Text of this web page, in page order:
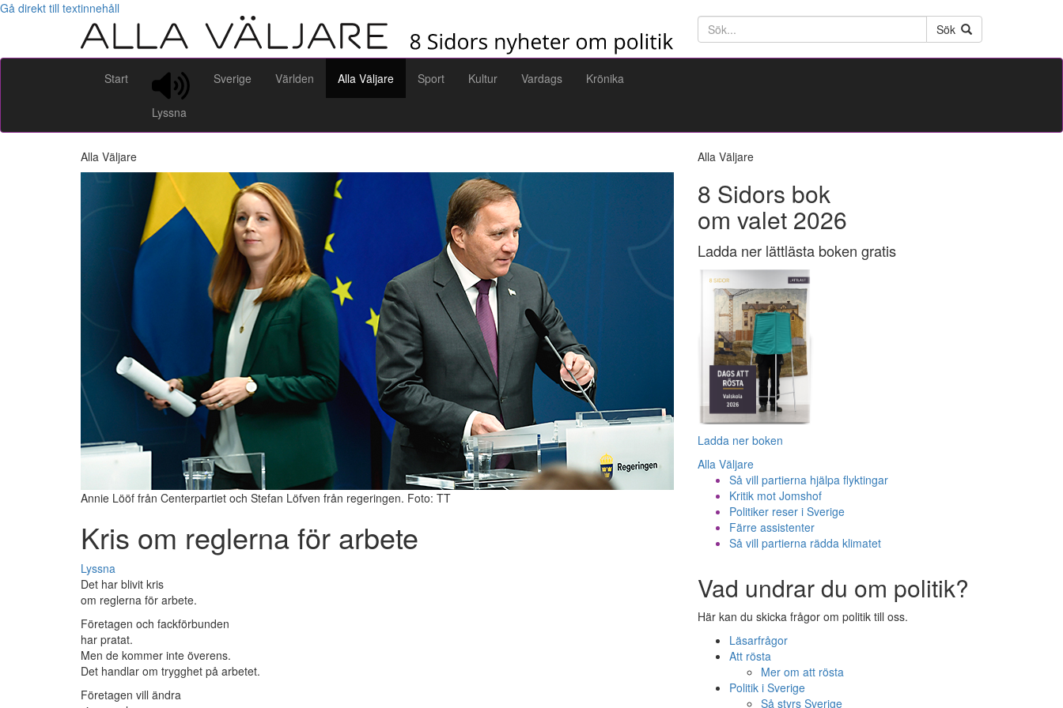
Gå direkt till textinnehåll
Söktext
Sök
Start
Lyssna
Sverige Världen Alla Väljare Sport Kultur Vardags Krönika
Alla Väljare
Annie Lööf från Centerpartiet och Stefan Löfven från regeringen. Foto: TT
Kris om reglerna för arbete
Lyssna
Det har blivit kris
om reglerna för arbete.
Företagen och fackförbunden
har pratat.
Men de kommer inte överens.
Det handlar om trygghet på arbetet.
Företagen vill ändra
Alla Väljare
8 Sidors bok
om valet 2026
Ladda ner lättlästa boken gratis
Ladda ner boken
Alla Väljare
Så vill partierna hjälpa flyktingar
Kritik mot Jomshof
Politiker reser i Sverige
Färre assistenter
Så vill partierna rädda klimatet
Vad undrar du om politik?
Här kan du skicka frågor om politik till oss.
Läsarfrågor
Att rösta
Mer om att rösta
Politik i Sverige
Så styrs Sverige